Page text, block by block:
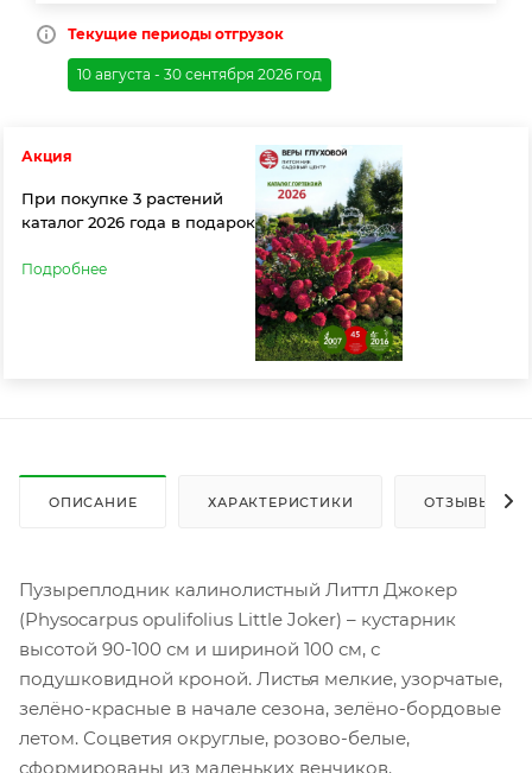
Текущие периоды отгрузок
10 августа - 30 сентября 2026 год
Акция
При покупке 3 растений
каталог 2026 года в подарок
Подробнее
ОПИСАНИЕ ХАРАКТЕРИСТИКИ ОТЗЫВЫ
Пузыреплодник калинолистный Литтл Джокер
(Physocarpus opulifolius Little Joker) – кустарник
высотой 90-100 см и шириной 100 см, с
подушковидной кроной. Листья мелкие, узорчатые,
зелёно-красные в начале сезона, зелёно-бордовые
летом. Соцветия округлые, розово-белые,
сформированы из маленьких венчиков.